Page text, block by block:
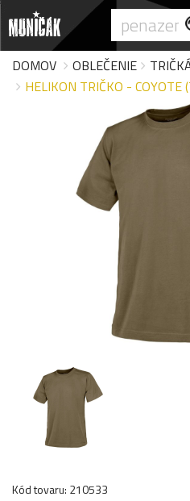
DOMOV
OBLEČENIE
HELIKON TRIČKO - COYOTE
Kód tovaru: 210533